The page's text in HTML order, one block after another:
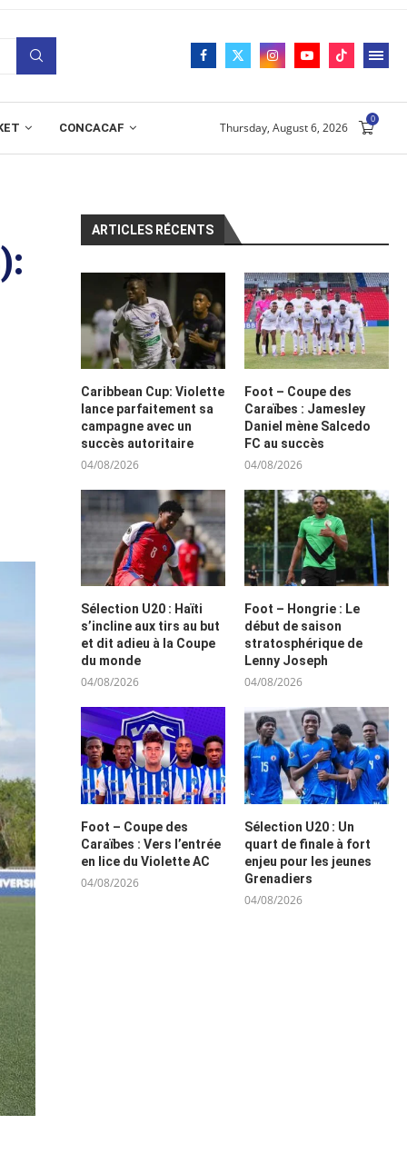
CONCACAF Thursday, August 6, 2026
0
ARTICLES RÉCENTS
Caribbean Cup: Violette
lance parfaitement sa
campagne avec un
succès autoritaire
04/08/2026
Foot – Coupe des
Caraïbes : Jamesley
Daniel mène Salcedo
FC au succès
04/08/2026
Sélection U20 : Haïti
s’incline aux tirs au but
et dit adieu à la Coupe
du monde
04/08/2026
Foot – Hongrie : Le
début de saison
stratosphérique de
Lenny Joseph
04/08/2026
Foot – Coupe des
Caraïbes : Vers l’entrée
en lice du Violette AC
04/08/2026
Sélection U20 : Un
quart de finale à fort
enjeu pour les jeunes
Grenadiers
04/08/2026